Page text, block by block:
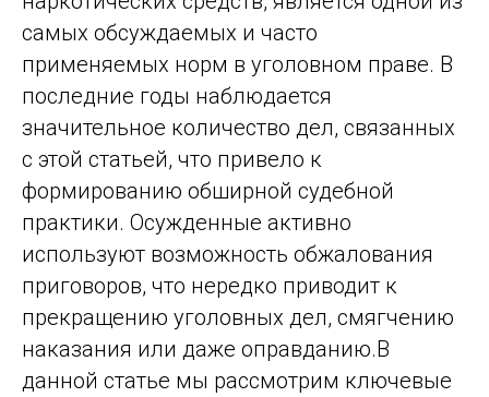
самых обсуждаемых и часто
применяемых норм в уголовном праве. В
последние годы наблюдается
значительное количество дел, связанных
с этой статьей, что привело к
формированию обширной судебной
практики. Осужденные активно
используют возможность обжалования
приговоров, что нередко приводит к
прекращению уголовных дел, смягчению
наказания или даже оправданию.В
данной статье мы рассмотрим ключевые